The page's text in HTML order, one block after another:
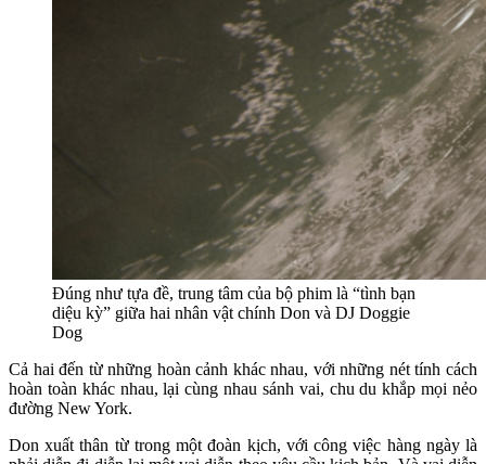
Đúng như tựa đề, trung tâm của bộ phim là “tình bạn
diệu kỳ” giữa hai nhân vật chính Don và DJ Doggie
Dog
Cả hai đến từ những hoàn cảnh khác nhau, với những nét tính cách
hoàn toàn khác nhau, lại cùng nhau sánh vai, chu du khắp mọi nẻo
đường New York.
Don xuất thân từ trong một đoàn kịch, với công việc hàng ngày là